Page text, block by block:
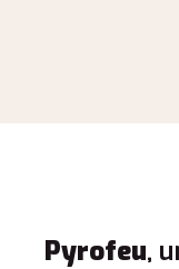
ENTREPOT DU
Pyrofeu,